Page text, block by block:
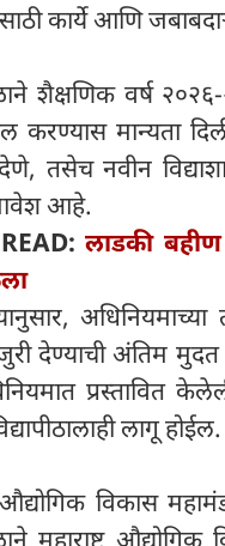
कार्ये आणि
शैक्षणिक वर्ष २०२६-
करण्यास मान्यता
तसेच नवीन
आहे.
लाडकी बहीण
देण्याची अंतिम
प्रस्तावित
लागू होईल.
औद्योगिक विकास
महाराष्ट्र